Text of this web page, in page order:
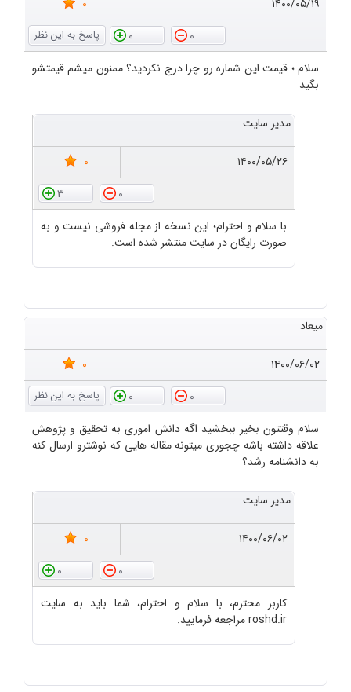
۱۴۰۰/۰۵/۱۹
0
0
0
سلام ؛ قیمت این شماره رو چرا درج نکردید؟ ممنون میشم قیمتشو
بگید
مدیر سایت
۱۴۰۰/۰۵/۲۶
0
0
3
با سلام و احترام؛ این نسخه از مجله فروشی نیست و به
صورت رایگان در سایت منتشر شده است.
میعاد
۱۴۰۰/۰۶/۰۲
0
0
0
سلام وقتتون بخیر ببخشید اگه دانش اموزی به تحقیق و پژوهش
علاقه داشته باشه چجوری میتونه مقاله هایی که نوشترو ارسال کنه
به دانشنامه رشد؟
مدیر سایت
۱۴۰۰/۰۶/۰۲
0
0
0
کاربر محترم، با سلام و احترام، شما باید به سایت
roshd.ir مراجعه فرمایید.